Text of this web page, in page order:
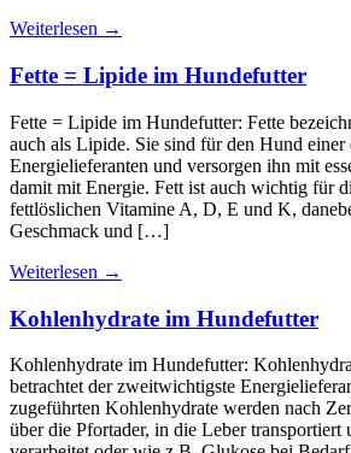
Weiterlesen →
Fette = Lipide im Hundefutter
Fette = Lipide im Hundefutter: Fette
auch als Lipide. Sie sind für den Hund einer
Energielieferanten und versorgen ihn mit
damit mit Energie. Fett ist auch wichtig für
fettlöslichen Vitamine A, D, E und K,
Geschmack und […]
Weiterlesen →
Kohlenhydrate im Hundefutter
Kohlenhydrate im Hundefutter:
betrachtet der zweitwichtigste
zugeführten Kohlenhydrate werden nach
über die Pfortader, in die Leber transportiert